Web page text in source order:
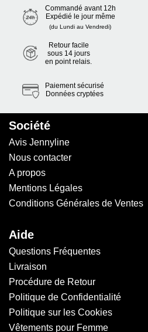
Commandé avant 12h
Expédié le jour même
(du Lundi au Vendredi)
Retour facile
sous 14 jours
en point relais.
Paiement sécurisé
Données cryptées
Société
Avis Jennyline
Nous contacter
A propos
Mentions Légales
Conditions Générales de Ventes
Aide
Questions Fréquentes
Livraison
Procédure de Retour
Politique de Confidentialité
Politique sur les Cookies
Vêtements pour Femme